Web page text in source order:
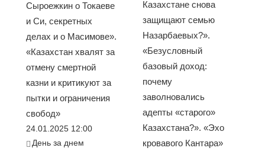
Сыроежкин о Токаеве
и Си, секретных
делах и о Масимове».
«Казахстан хвалят за
отмену смертной
казни и критикуют за
пытки и ограничения
свобод»
24.01.2025 12:00
День за днем
Казахстане снова
защищают семью
Назарбаевых?».
«Безусловный
базовый доход:
почему
заволновались
адепты «старого»
Казахстана?». «Эхо
кровавого Кантара»